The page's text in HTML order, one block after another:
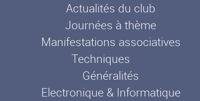
Actualités du club
Journées à thème
Manifestations associatives
Techniques
Généralités
Electronique & Informatique